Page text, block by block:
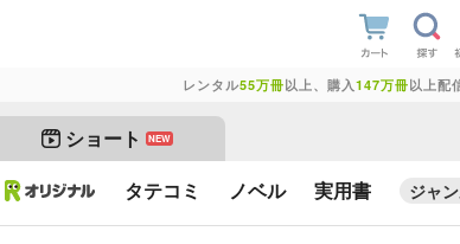
レンタル55万冊以上、購入 147万冊以上配
ショート NEW
タテコミ ノベル 実用書 ジャ